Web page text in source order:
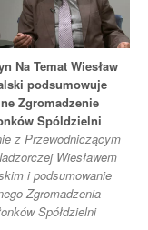
Na Temat Wiesław
podsumowuje
Zgromadzenie
Spóldzielni
z Przewodniczącym
Wiesławem
i podsumowanie
Zgromadzenia
Spółdzielni